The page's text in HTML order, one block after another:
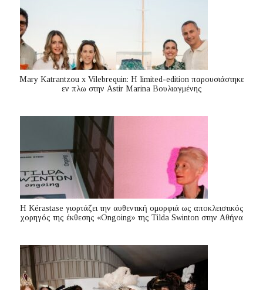
Mary Katrantzou x Vilebrequin: Η limited-edition παρουσιάστηκε
εν πλω στην Astir Marina Βουλιαγμένης
Η Kérastase γιορτάζει την αυθεντική ομορφιά ως αποκλειστικός
χορηγός της έκθεσης «Ongoing» της Tilda Swinton στην Αθήνα